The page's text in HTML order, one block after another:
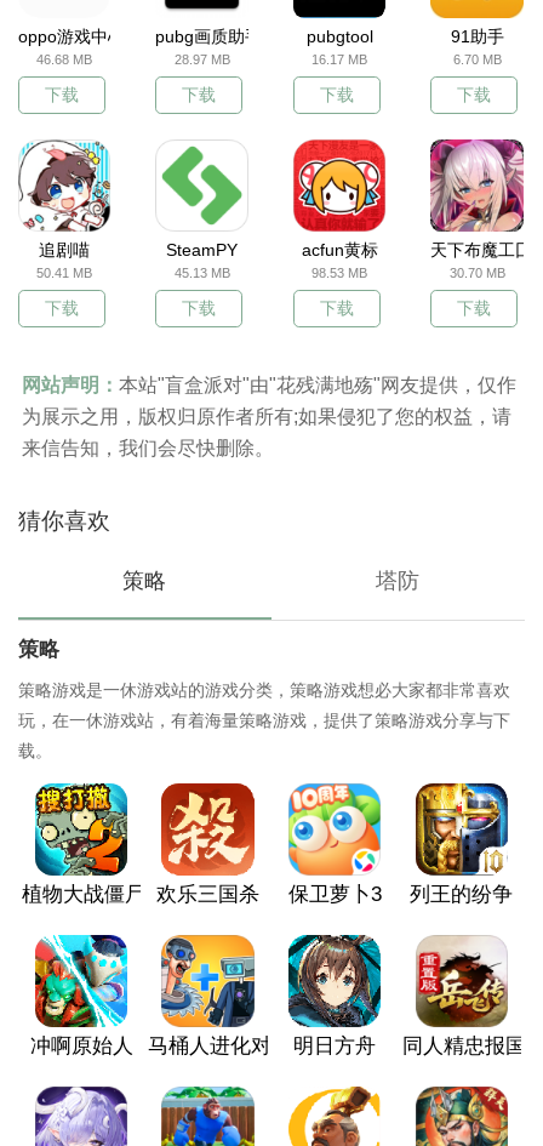
oppo游戏中心
46.68 MB
下载
pubg画质助手
28.97 MB
下载
pubgtool
16.17 MB
下载
91助手
6.70 MB
下载
追剧喵
50.41 MB
下载
SteamPY
45.13 MB
下载
acfun黄标
98.53 MB
下载
天下布魔工囗
30.70 MB
下载
网站声明： 本站"盲盒派对"由"花残满地殇"网友提供，仅作
为展示之用，版权归原作者所有;如果侵犯了您的权益，请
来信告知，我们会尽快删除。
猜你喜欢
策略 塔防
策略
策略游戏是一休游戏站的游戏分类，策略游戏想必大家都非常喜欢
玩，在一休游戏站，有着海量策略游戏，提供了策略游戏分享与下
载。
植物大战僵尸2 欢乐三国杀 保卫萝卜3 列王的纷争
冲啊原始人 马桶人进化对决 明日方舟 同人精忠报国